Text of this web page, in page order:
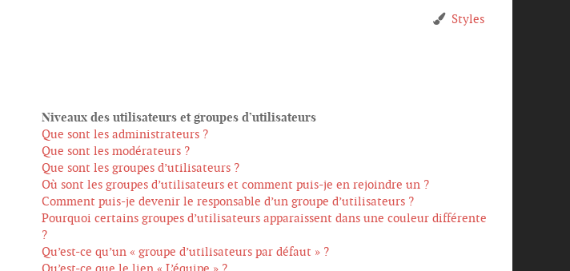
Styles
Niveaux des utilisateurs et groupes d’utilisateurs
Que sont les administrateurs ?
Que sont les modérateurs ?
Que sont les groupes d’utilisateurs ?
Où sont les groupes d’utilisateurs et comment puis-je en rejoindre un ?
Comment puis-je devenir le responsable d’un groupe d’utilisateurs ?
Pourquoi certains groupes d’utilisateurs apparaissent dans une couleur différente
?
Qu’est-ce qu’un « groupe d’utilisateurs par défaut » ?